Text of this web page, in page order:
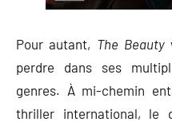
Pour autant, The Beauty
perdre dans ses
genres. À mi-chemin
thriller international, le